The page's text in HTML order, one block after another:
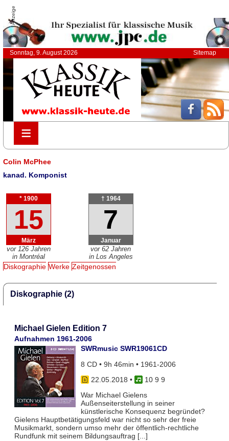
Anzeige
Sonntag, 9. August 2026 Sitemap
≡
≡
Colin McPhee
kanad. Komponist
* 1900
15
März
vor 126 Jahren
in Montréal
† 1964
7
Januar
vor 62 Jahren
in Los Angeles
Diskographie Werke Zeitgenossen
Diskographie (2)
Michael Gielen Edition 7
Aufnahmen 1961-2006
SWRmusic SWR19061CD
8 CD • 9h 46min • 1961-2006
22.05.2018 •
10 9 9
War Michael Gielens
Außenseiterstellung in seiner
künstlerische Konsequenz begründet?
Gielens Hauptbetätigungsfeld war nicht so sehr der freie
Musikmarkt, sondern umso mehr der öffentlich-rechtliche
Rundfunk mit seinem Bildungsauftrag [...]